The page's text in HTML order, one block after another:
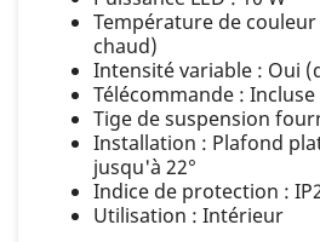
Température de couleur
chaud)
Intensité variable : Oui
Télécommande : Incluse
Tige de suspension
Installation : Plafond
jusqu'à 22°
Indice de protection :
Utilisation : Intérieur